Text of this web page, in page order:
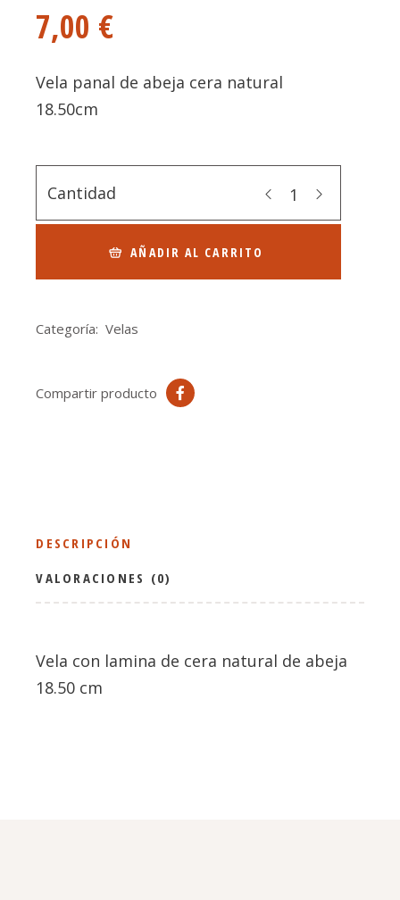
7,00 €
Vela panal de abeja cera natural
18.50cm
Cantidad
AÑADIR AL CARRITO
Categoría: Velas
Compartir producto
DESCRIPCIÓN
VALORACIONES (0)
Vela con lamina de cera natural de abeja
18.50 cm